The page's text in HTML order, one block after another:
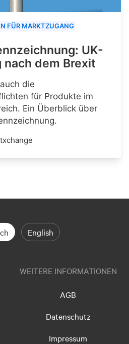
FÜR MARKTZUGANG
UK-
nach dem Brexit
die
für Produkte im
Ein Überblick über
English
WEITERE INFORMATIONEN
AGB
Datenschutz
Impressum